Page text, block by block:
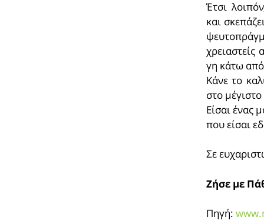
Έτσι
και
χρειαστείς
γη κάτω
Κάνε το
στο
Είσαι ένας
που είσαι
Σε
Ζήσε με
Πηγή: